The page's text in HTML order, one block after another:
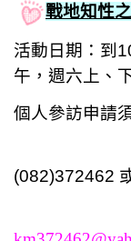
戰地知性
活動日期：到
午 ，週六上、
個人參訪申請
(082)372462